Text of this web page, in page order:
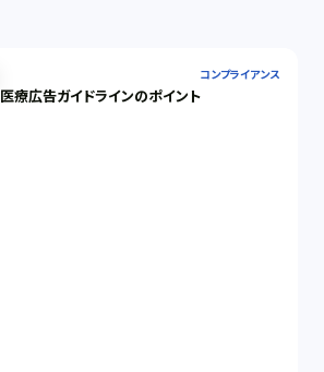
コンプライアンス
医療広告ガイドラインのポイント